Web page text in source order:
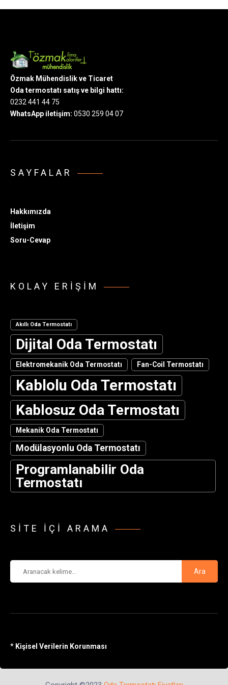
Özmak Mühendislik ve Ticaret
Oda termostatı satış ve bilgi hattı:
0232 441 44 75
WhatsApp iletişim: 0530 259 04 07
SAYFALAR
Hakkımızda
İletişim
Soru-Cevap
KOLAY ERIŞIM
Akıllı Oda Termostatı
Dijital Oda Termostatı
Elektromekanik Oda Termostatı Fan-Coil Termostatı
Kablolu Oda Termostatı
Kablosuz Oda Termostatı
Mekanik Oda Termostatı
Modülasyonlu Oda Termostatı
Programlanabilir Oda
Termostatı
SITE IÇI ARAMA
* Kişisel Verilerin Korunması